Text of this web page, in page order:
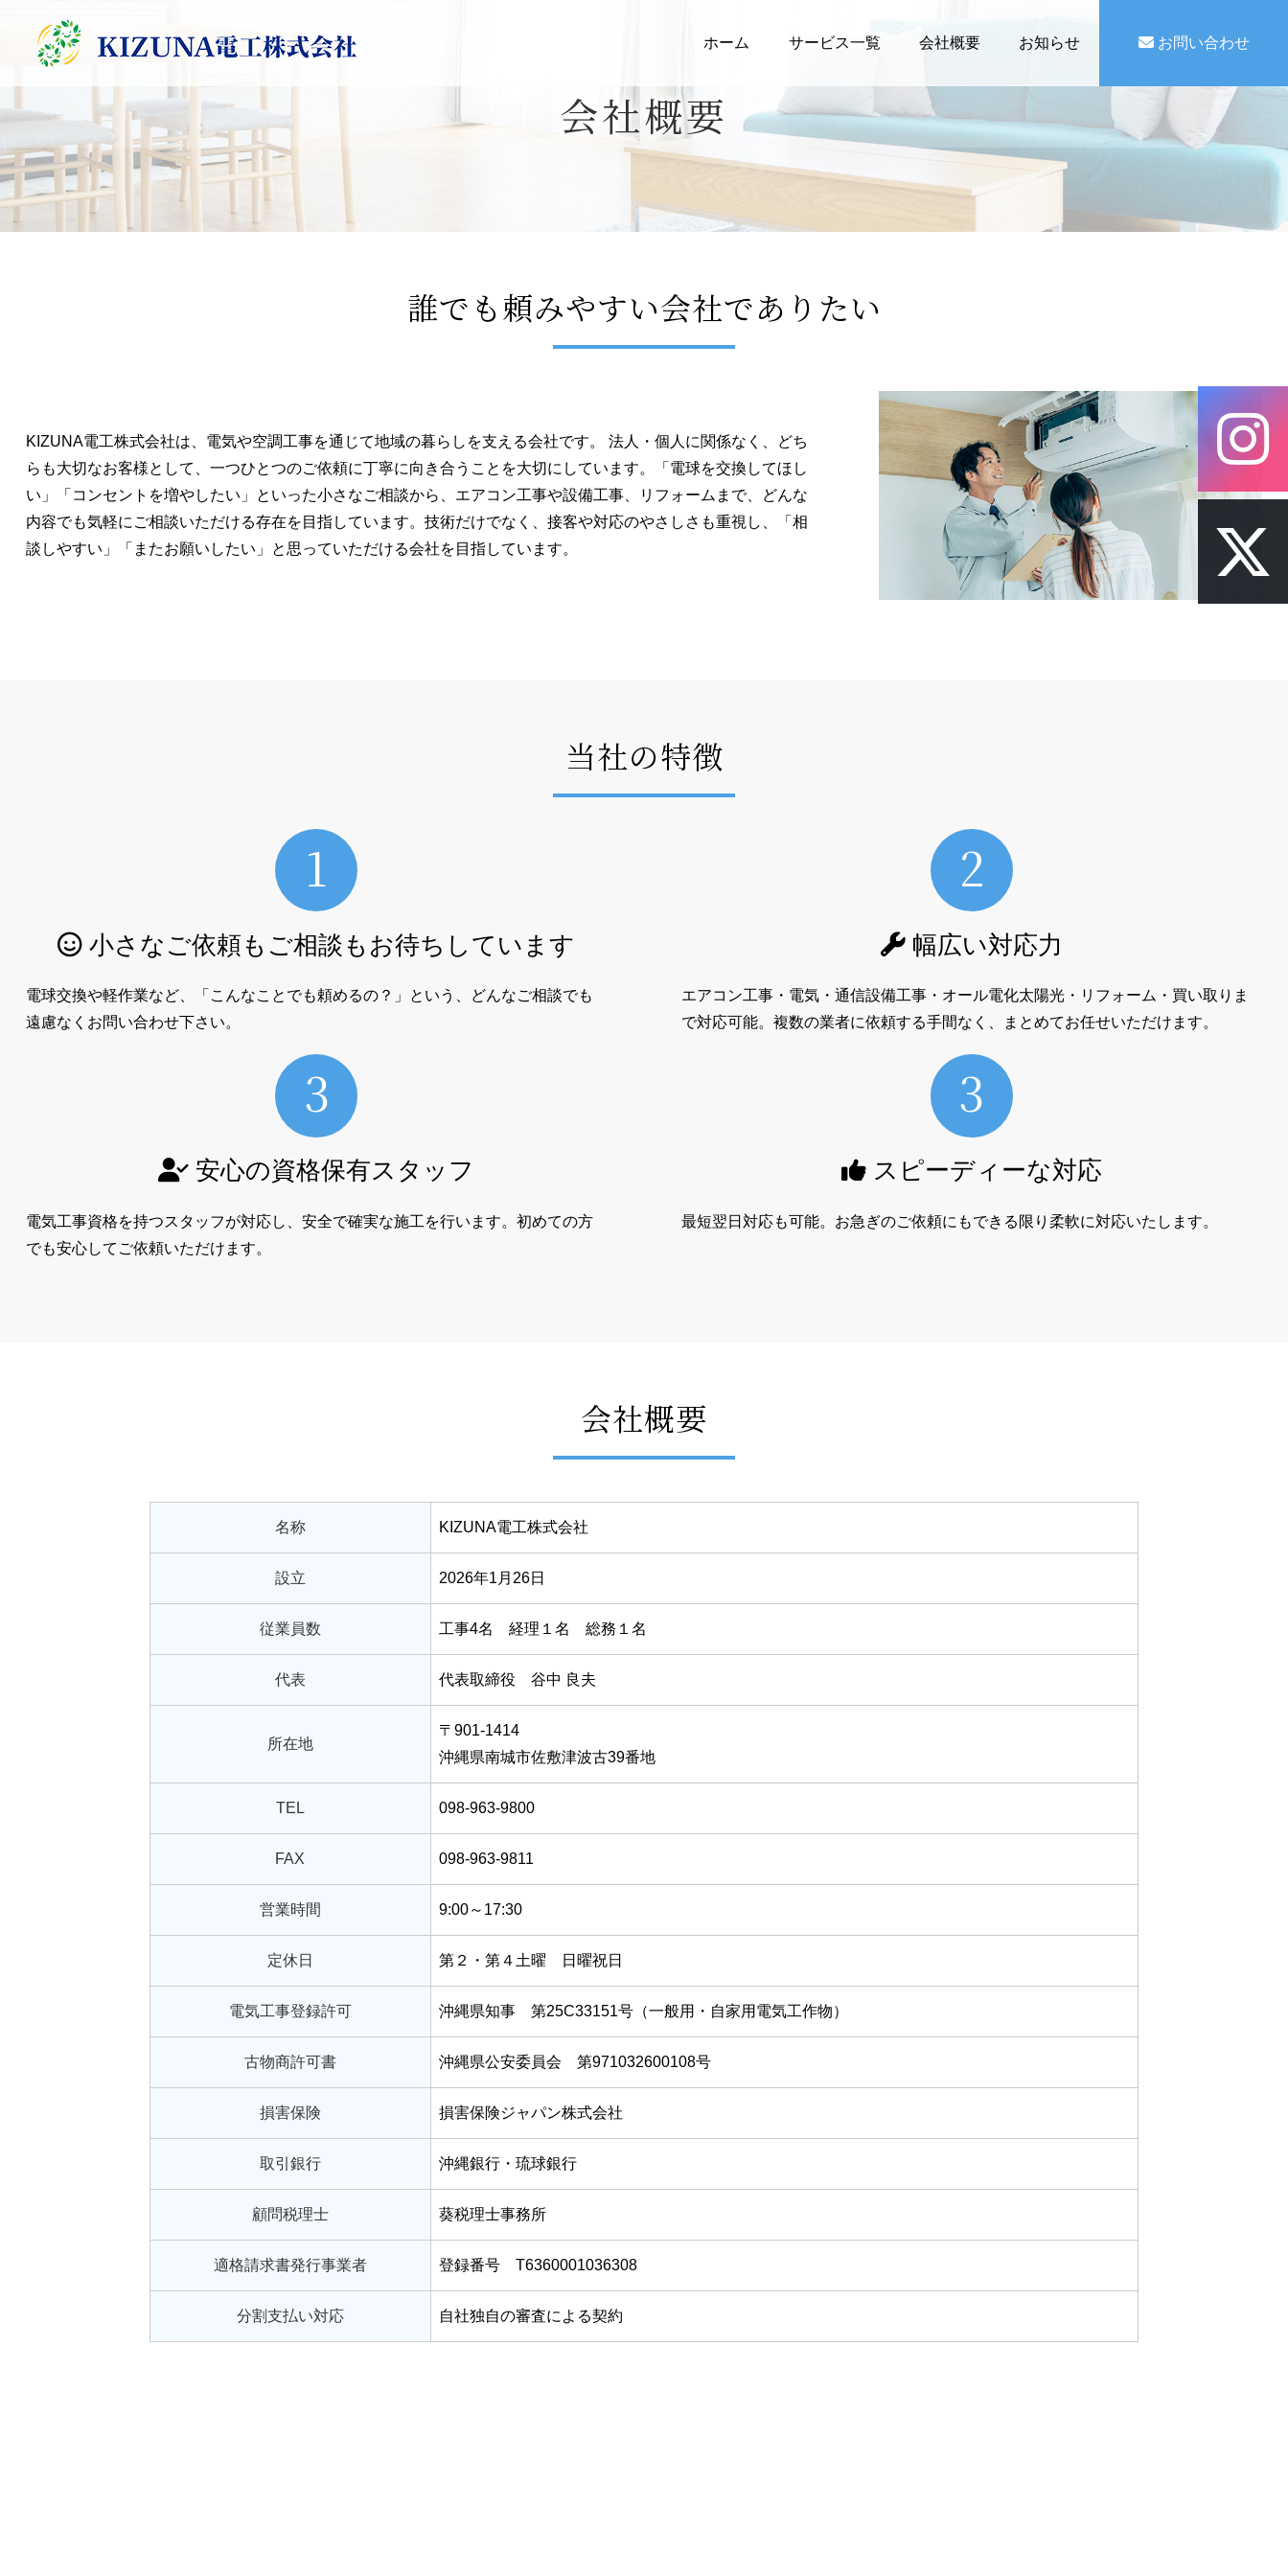
ホーム サービス一覧 会社概要 お知らせ お問い合わせ
会社概要
誰でも頼みやすい会社でありたい
KIZUNA電工株式会社は、電気や空調工事を通じて地域の暮らしを支える会社です。 法人・個人に関係なく、どち
らも大切なお客様として、一つひとつのご依頼に丁寧に向き合うことを大切にしています。「電球を交換してほし
い」「コンセントを増やしたい」といった小さなご相談から、エアコン工事や設備工事、リフォームまで、どんな
内容でも気軽にご相談いただける存在を目指しています。技術だけでなく、接客や対応のやさしさも重視し、「相
談しやすい」「またお願いしたい」と思っていただける会社を目指しています。
当社の特徴
小さなご依頼もご相談もお待ちしています
電球交換や軽作業など、「こんなことでも頼めるの？」という、どんなご相談でも
遠慮なくお問い合わせ下さい。
幅広い対応力
エアコン工事・電気・通信設備工事・オール電化太陽光・リフォーム・買い取りま
で対応可能。複数の業者に依頼する手間なく、まとめてお任せいただけます。
安心の資格保有スタッフ
電気工事資格を持つスタッフが対応し、安全で確実な施工を行います。初めての方
でも安心してご依頼いただけます。
スピーディーな対応
最短翌日対応も可能。お急ぎのご依頼にもできる限り柔軟に対応いたします。
会社概要
名称 KIZUNA電工株式会社
設立 2026年1月26日
従業員数 工事4名 経理１名 総務１名
代表 代表取締役 谷中 良夫
所在地
〒901-1414
沖縄県南城市佐敷津波古39番地
TEL 098-963-9800
FAX 098-963-9811
営業時間 9:00～17:30
定休日 第２・第４土曜 日曜祝日
電気工事登録許可 沖縄県知事 第25C33151号（一般用・自家用電気工作物）
古物商許可書 沖縄県公安委員会 第971032600108号
損害保険 損害保険ジャパン株式会社
取引銀行 沖縄銀行・琉球銀行
顧問税理士 葵税理士事務所
適格請求書発行事業者 登録番号 T6360001036308
分割支払い対応 自社独自の審査による契約